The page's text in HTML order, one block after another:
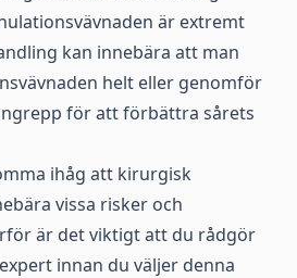
är extremt
kan innebära att man
helt eller genomför
för att förbättra sårets
ihåg att kirurgisk
vissa risker och
är det viktigt att du rådgör
innan du väljer denna